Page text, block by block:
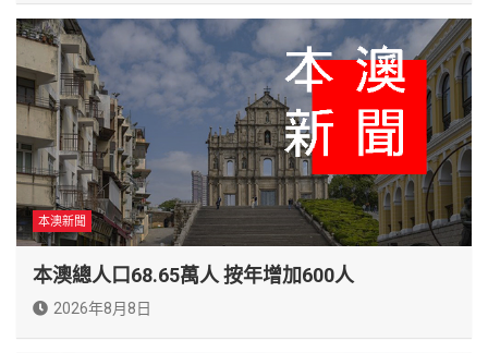
本澳新聞
本澳總人口68.65萬人 按年增加600人
2026年8月8日